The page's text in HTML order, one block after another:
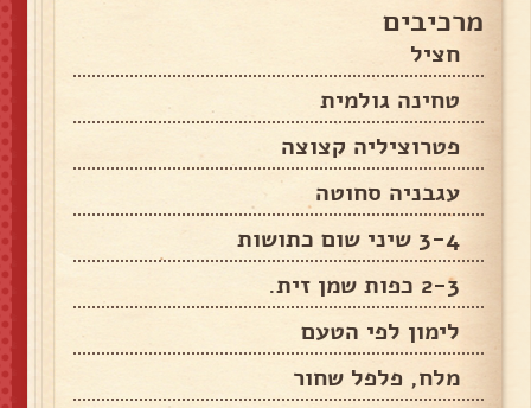
מרכיבים
חציל
טחינה גולמית
פטרוציליה קצוצה
עגבניה סחוטה
3-4 שיני שום כתושות
2-3 כפות שמן זית.
לימון לפי הטעם
מלח, פלפל שחור